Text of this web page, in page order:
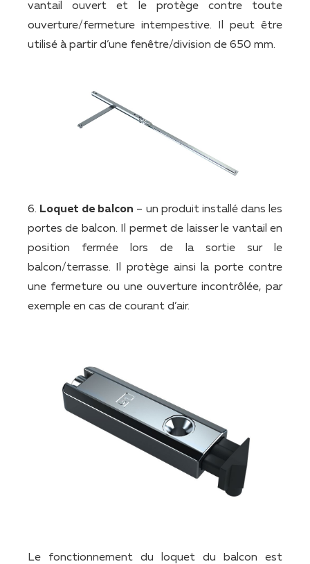
vantail ouvert et le protège contre toute
ouverture/fermeture intempestive. Il peut être
utilisé à partir d’une fenêtre/division de 650 mm.
6. Loquet de balcon – un produit installé dans les
portes de balcon. Il permet de laisser le vantail en
position fermée lors de la sortie sur le
balcon/terrasse. Il protège ainsi la porte contre
une fermeture ou une ouverture incontrôlée, par
exemple en cas de courant d’air.
Le fonctionnement du loquet du balcon est